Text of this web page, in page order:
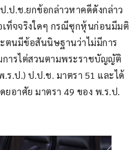
.ป.ช.ยกข้อกล่าวหาคดีดังกล่าว
เท็จจริงใดๆ กรณีซุกหุ้นก่อนมีมติ
ตนมีข้อสันนิษฐานว่าไม่มีการ
การไต่สวนตามพระราชบัญญัติ
.ป.) ป.ป.ช. มาตรา 51 และได้
อาศัย มาตรา 49 ของ พ.ร.ป.